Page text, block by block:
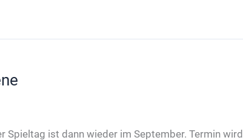
Spieltag ist dann wieder im September. Termin wird